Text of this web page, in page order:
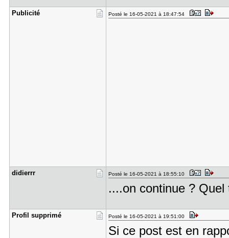
Publicité Posté le 16-05-2021 à 18:47:54
didierrr Posté le 16-05-2021 à 18:55:10
....on continue ? Quel
Profil sup​primé Posté le 16-05-2021 à 19:51:00
Si ce post est en